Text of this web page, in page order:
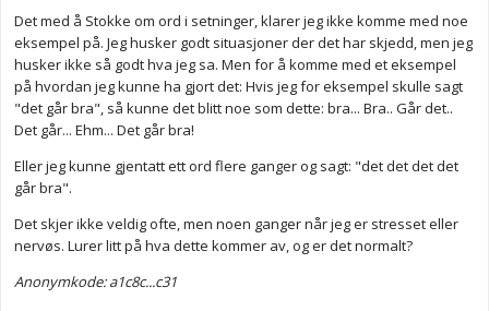
Det med å Stokke om ord i setninger, klarer jeg ikke komme med noe
eksempel på. Jeg husker godt situasjoner der det har skjedd, men jeg
husker ikke så godt hva jeg sa. Men for å komme med et eksempel
på hvordan jeg kunne ha gjort det: Hvis jeg for eksempel skulle sagt
"det går bra", så kunne det blitt noe som dette: bra... Bra.. Går det..
Det går... Ehm... Det går bra!
Eller jeg kunne gjentatt ett ord flere ganger og sagt: "det det det det
går bra".
Det skjer ikke veldig ofte, men noen ganger når jeg er stresset eller
nervøs. Lurer litt på hva dette kommer av, og er det normalt?
Anonymkode: a1c8c...c31